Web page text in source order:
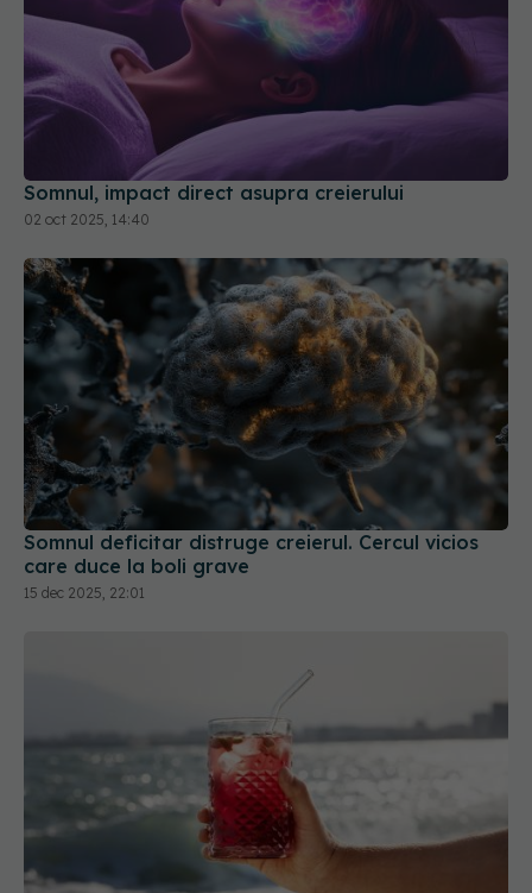
Somnul, impact direct asupra creierului
02 oct 2025, 14:40
Somnul deficitar distruge creierul. Cercul vicios
care duce la boli grave
15 dec 2025, 22:01
Ai insomnie? Nu trebuie decât să bei un suc
natural înainte de culcare